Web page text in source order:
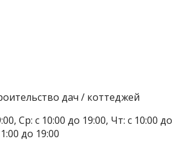
дач / коттеджей
Ср: с 10:00 до 19:00, Чт: с 10:00 до
до 19:00